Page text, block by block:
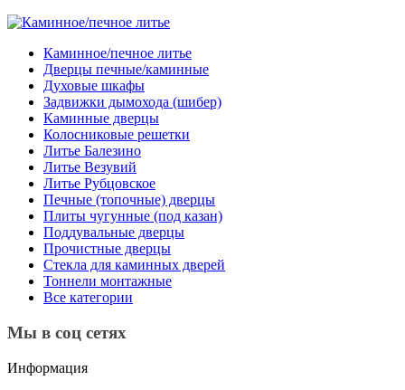
Каминное/печное литье
Дверцы печные/каминные
Духовые шкафы
Задвижки дымохода (шибер)
Каминные дверцы
Колосниковые решетки
Литье Балезино
Литье Везувий
Литье Рубцовское
Печные (топочные) дверцы
Плиты чугунные (под казан)
Поддувальные дверцы
Прочистные дверцы
Стекла для каминных дверей
Тоннели монтажные
Все категории
Мы в соц сетях
Информация